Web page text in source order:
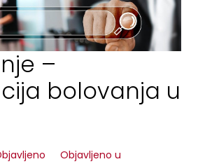
–
bolovanja u
Objavljeno u